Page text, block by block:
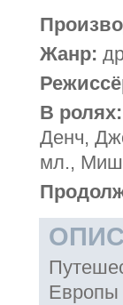
Жанр:
В ролях:
Денч,
мл.,